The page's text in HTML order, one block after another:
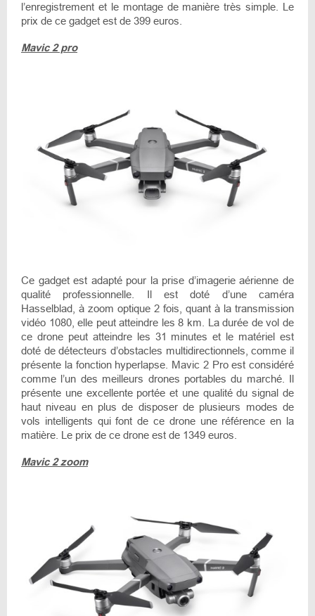
l’enregistrement et le montage de manière très simple. Le
prix de ce gadget est de 399 euros.
Mavic 2 pro
Ce gadget est adapté pour la prise d’imagerie aérienne de
qualité professionnelle. Il est doté d’une caméra
Hasselblad, à zoom optique 2 fois, quant à la transmission
vidéo 1080, elle peut atteindre les 8 km. La durée de vol de
ce drone peut atteindre les 31 minutes et le matériel est
doté de détecteurs d’obstacles multidirectionnels, comme il
présente la fonction hyperlapse. Mavic 2 Pro est considéré
comme l’un des meilleurs drones portables du marché. Il
présente une excellente portée et une qualité du signal de
haut niveau en plus de disposer de plusieurs modes de
vols intelligents qui font de ce drone une référence en la
matière. Le prix de ce drone est de 1349 euros.
Mavic 2 zoom